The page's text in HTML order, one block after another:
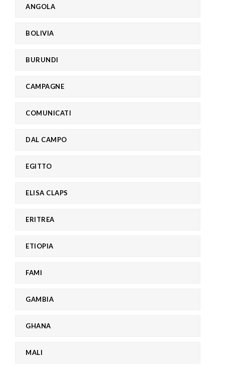
ANGOLA
BOLIVIA
BURUNDI
CAMPAGNE
COMUNICATI
DAL CAMPO
EGITTO
ELISA CLAPS
ERITREA
ETIOPIA
FAMI
GAMBIA
GHANA
MALI